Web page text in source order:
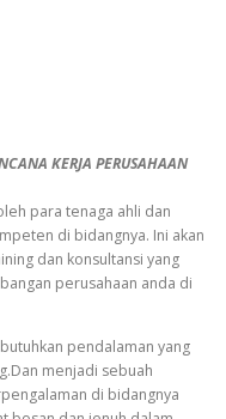
KERJA PERUSAHAAN
para tenaga ahli dan
di bidangnya. Ini akan
dan konsultansi yang
perusahaan anda di
pendalaman yang
menjadi sebuah
di bidangnya